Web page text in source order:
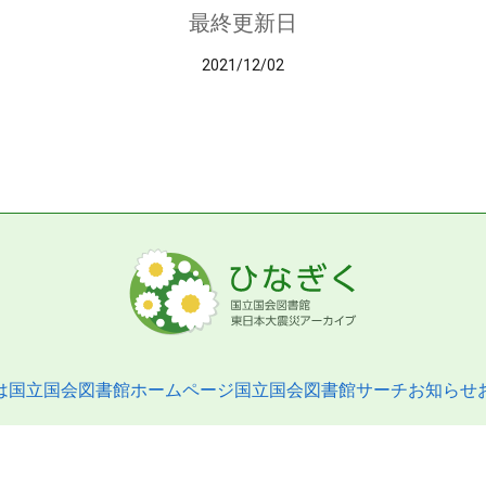
最終更新日
2021/12/02
国立国会図書館ホームページ国立国会図書館サーチお知らせ